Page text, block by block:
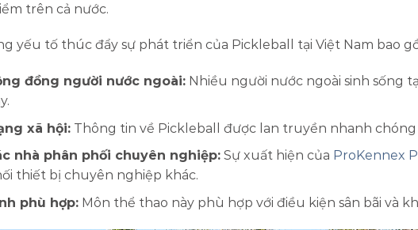
trên cả nước.
yếu tố thúc đẩy sự phát triển của Pickleball tại Việt Nam bao
đồng người nước ngoài:Nhiều người nước ngoài sinh sống
xã hội:Thông tin về Pickleball được lan truyền nhanh chóng
nhà phân phối chuyên nghiệp:Sự xuất hiện của ProKennex
thiết bị chuyên nghiệp khác.
phù hợp:Môn thể thao này phù hợp với điều kiện sân bãi và